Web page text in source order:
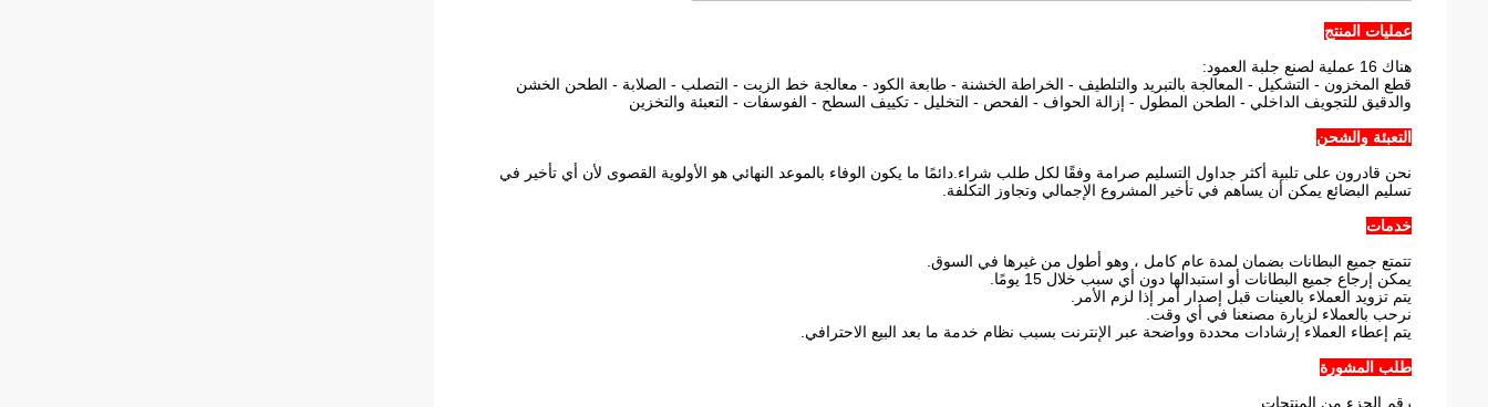
عمليات المنتج
هناك 16 عملية لصنع جلبة العمود:
قطع المخزون - التشكيل - المعالجة بالتبريد والتلطيف - الخراطة الخشنة - طابعة الكود - معالجة خط الزيت - التصلب - الصلابة - الطحن الخشن
والدقيق للتجويف الداخلي - الطحن المطول - إزالة الحواف - الفحص - التخليل - تكييف السطح - الفوسفات - التعبئة والتخزين
التعبئة والشحن
نحن قادرون على تلبية أكثر جداول التسليم صرامة وفقًا لكل طلب شراء.دائمًا ما يكون الوفاء بالموعد النهائي هو الأولوية القصوى لأن أي تأخير في
تسليم البضائع يمكن أن يساهم في تأخير المشروع الإجمالي وتجاوز التكلفة.
خدمات
تتمتع جميع البطانات بضمان لمدة عام كامل ، وهو أطول من غيرها في السوق.
يمكن إرجاع جميع البطانات أو استبدالها دون أي سبب خلال 15 يومًا.
يتم تزويد العملاء بالعينات قبل إصدار أمر إذا لزم الأمر.
نرحب بالعملاء لزيارة مصنعنا في أي وقت.
يتم إعطاء العملاء إرشادات محددة وواضحة عبر الإنترنت بسبب نظام خدمة ما بعد البيع الاحترافي.
طلب المشورة
رقم الجزء من المنتجات